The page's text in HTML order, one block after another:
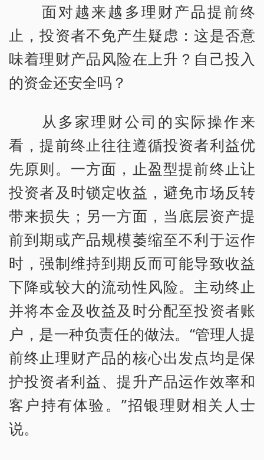
面对越来越多理财产品提前终
止，投资者不免产生疑虑：这是否意
味着理财产品风险在上升？自己投入
的资金还安全吗？
从多家理财公司的实际操作来
看，提前终止往往遵循投资者利益优
先原则。一方面，止盈型提前终止让
投资者及时锁定收益，避免市场反转
带来损失；另一方面，当底层资产提
前到期或产品规模萎缩至不利于运作
时，强制维持到期反而可能导致收益
下降或较大的流动性风险。主动终止
并将本金及收益及时分配至投资者账
户，是一种负责任的做法。“管理人提
前终止理财产品的核心出发点均是保
护投资者利益、提升产品运作效率和
客户持有体验。”招银理财相关人士
说。